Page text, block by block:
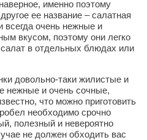
именно поэтому
ее название – салатная
всегда очень нежные и
вкусом, поэтому они легко
в отдельных блюдах или
довольно-таки жилистые и
нежные и очень сочные,
что можно приготовить
необходимо срочно
полезный и невероятно
не должен обходить вас